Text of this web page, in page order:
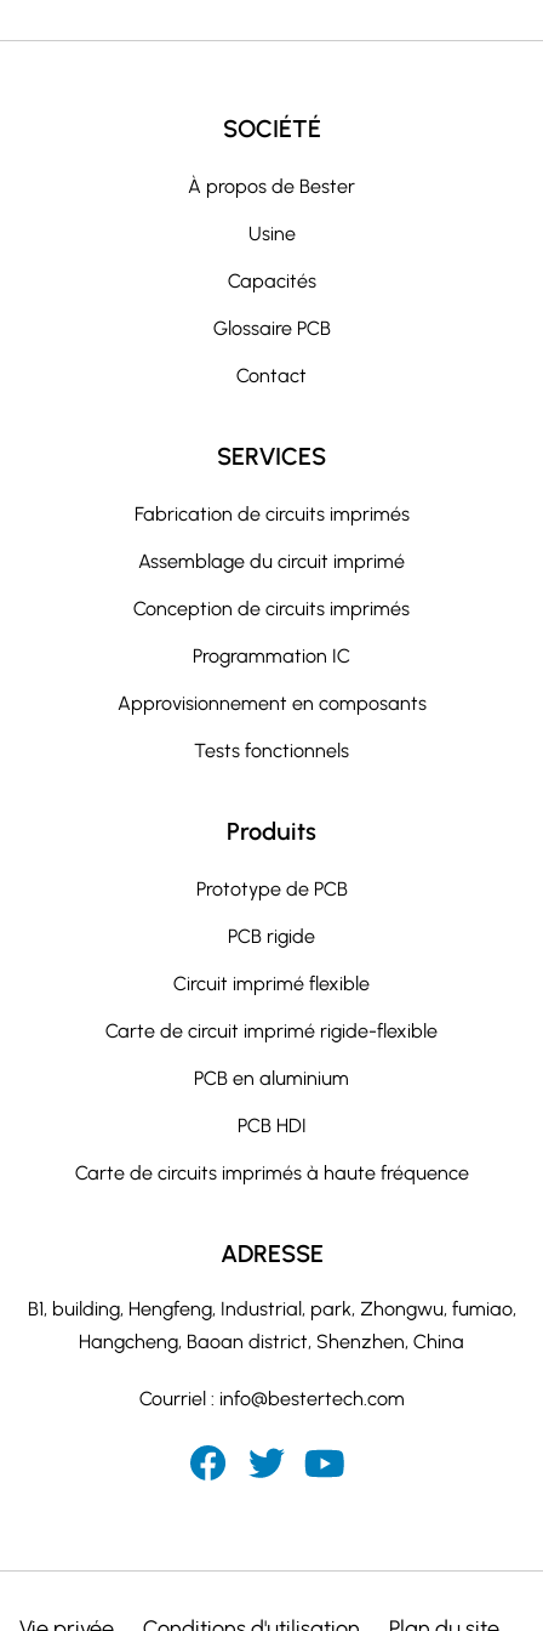
SOCIÉTÉ
À propos de Bester
Usine
Capacités
Glossaire PCB
Contact
SERVICES
Fabrication de circuits imprimés
Assemblage du circuit imprimé
Conception de circuits imprimés
Programmation IC
Approvisionnement en composants
Tests fonctionnels
Produits
Prototype de PCB
PCB rigide
Circuit imprimé flexible
Carte de circuit imprimé rigide-flexible
PCB en aluminium
PCB HDI
Carte de circuits imprimés à haute fréquence
ADRESSE
B1, building, Hengfeng, Industrial, park, Zhongwu, fumiao,
Hangcheng, Baoan district, Shenzhen, China
Courriel : info@bestertech.com